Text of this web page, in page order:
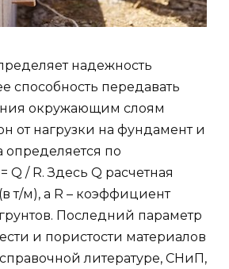
надежность
способность передавать
окружающим слоям
от нагрузки на фундамент и
определяется по
/ R. Здесь Q расчетная
т/м), а R – коэффициент
Последний параметр
и пористости материалов
литературе, СНиП,